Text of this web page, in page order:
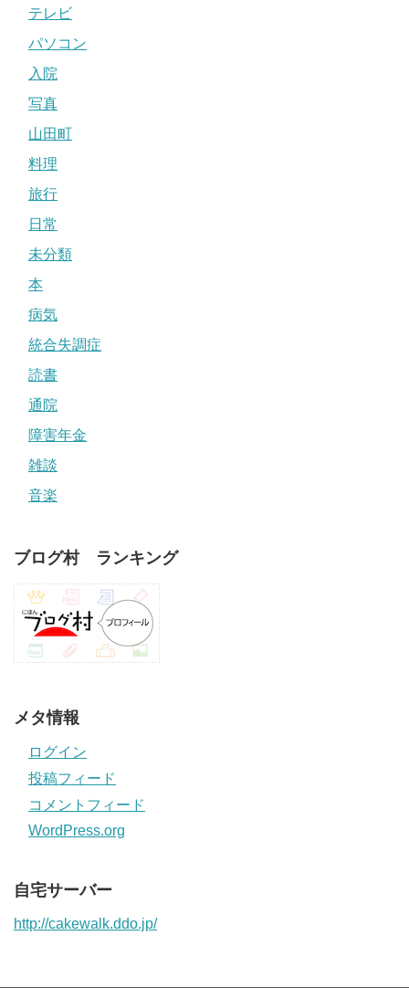
テレビ
パソコン
入院
写真
山田町
料理
旅行
日常
未分類
本
病気
統合失調症
読書
通院
障害年金
雑談
音楽
ブログ村 ランキング
メタ情報
ログイン
投稿フィード
コメントフィード
WordPress.org
自宅サーバー
http://cakewalk.ddo.jp/